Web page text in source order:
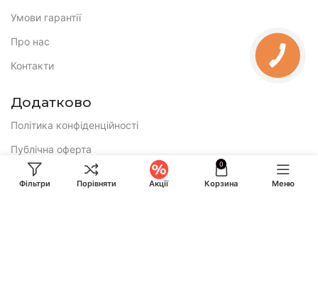
Умови гарантії
Про нас
Контакти
Додатково
Політика конфіденційності
Публічна оферта
E-mail:
Фільтри Порівняти Акції
0
Корзина Меню